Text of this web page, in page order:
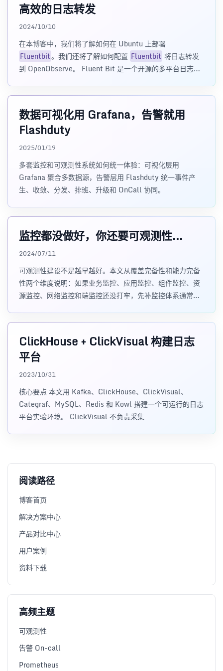
高效的日志转发
2024/10/10
在本博客中，我们将了解如何在 Ubuntu 上部署
Fluentbit。我们还将了解如何配置 Fluentbit 将日志转发
到 OpenObserve。 Fluent Bit 是一个开源的多平台日志转
数据可视化用 Grafana，告警就用
Flashduty
2025/01/19
多套监控和可观测性系统如何统一体验：可视化层用
Grafana 聚合多数据源，告警层用 Flashduty 统一事件产
生、收敛、分发、排班、升级和 OnCall 协同。
监控都没做好，你还要可观测性...
2024/07/11
可观测性建设不是越早越好。本文从覆盖完备性和能力完备
性两个维度说明：如果业务监控、应用监控、组件监控、资
源监控、网络监控和端监控还没打牢，先补监控体系通常比
ClickHouse + ClickVisual 构建日志
平台
2023/10/31
核心要点 本文用 Kafka、ClickHouse、ClickVisual、
Categraf、MySQL、Redis 和 Kowl 搭建一个可运行的日志
平台实验环境。 ClickVisual 不负责采集
阅读路径
博客首页
解决方案中心
产品对比中心
用户案例
资料下载
高频主题
可观测性
告警 On-call
Prometheus